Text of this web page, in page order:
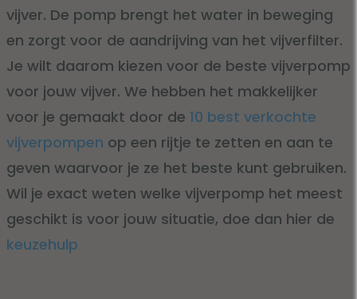
vijver. De pomp brengt het water in beweging
en zorgt voor de aandrijving van het vijverfilter.
Je wilt daarom kiezen voor de beste vijverpomp
voor jouw vijver. We hebben het makkelijker
voor je gemaakt door de 10 best verkochte
vijverpompen op een rijtje te zetten en aan te
geven waarvoor je ze het beste kunt gebruiken.
Wil je exact weten welke vijverpomp het meest
geschikt is voor jouw situatie, doe dan hier de
keuzehulp